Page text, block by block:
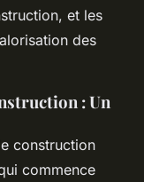
et les
des
: Un
construction
commence